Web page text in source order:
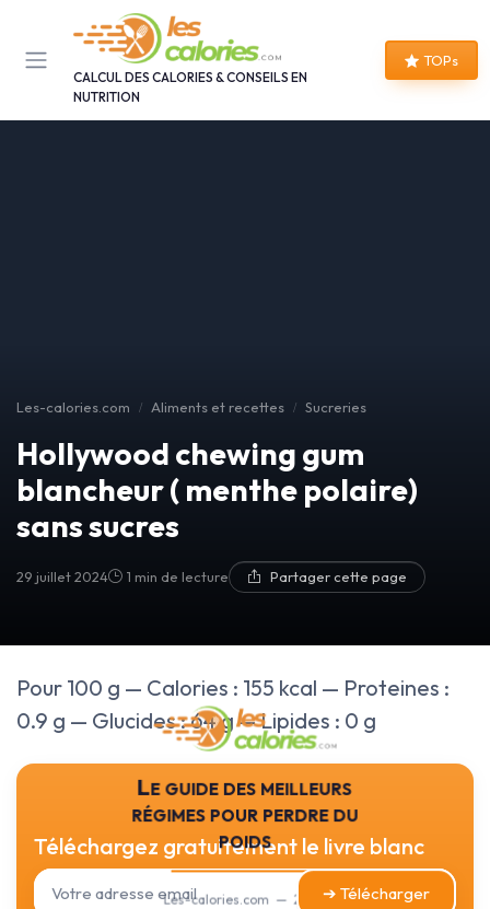
CALCUL DES CALORIES & CONSEILS EN
NUTRITION
TOPs
Les-calories.com Aliments et recettes Sucreries
Hollywood chewing gum
blancheur ( menthe polaire)
sans sucres
29 juillet 2024 1 min de lecture Partager cette page
Pour 100 g — Calories : 155 kcal — Proteines :
0.9 g — Glucides : 64 g — Lipides : 0 g
Le guide des meilleurs
régimes pour perdre du
poids
Les-calories.com — 2026
Téléchargez gratuitement le livre blanc
➔ Télécharger
Panneau de gestion des cookies